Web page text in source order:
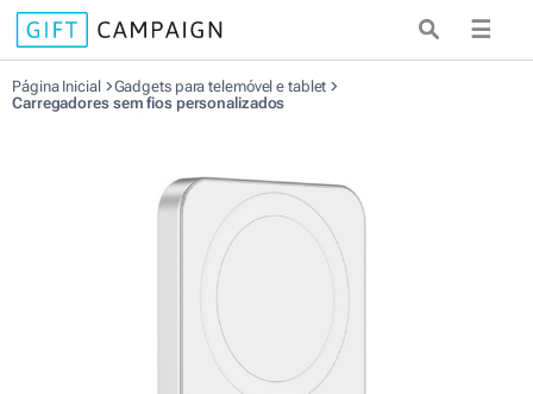
☰
Página Inicial
Gadgets para telemóvel e tablet
Carregadores sem fios personalizados